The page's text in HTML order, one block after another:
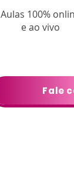
Aulas 100%
e ao vivo
Fale